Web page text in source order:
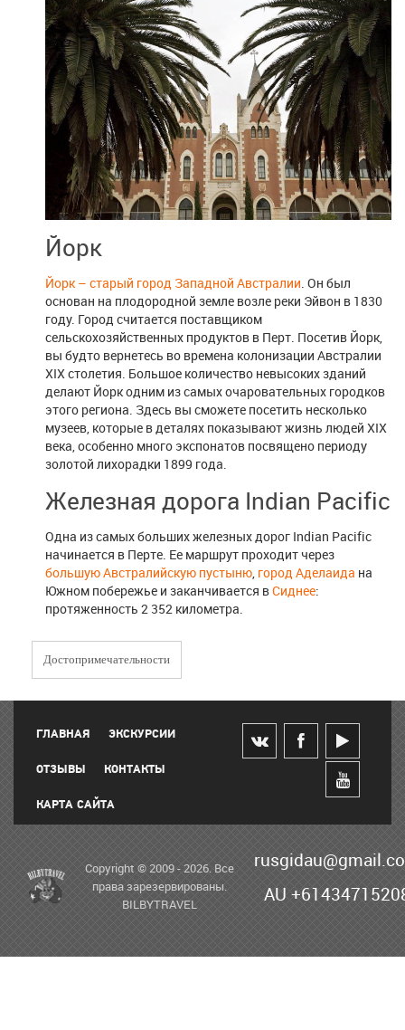
Йорк
Йорк – старый город Западной Австралии. Он был
основан на плодородной земле возле реки Эйвон в 1830
году. Город считается поставщиком
сельскохозяйственных продуктов в Перт. Посетив Йорк,
вы будто вернетесь во времена колонизации Австралии
XIX столетия. Большое количество невысоких зданий
делают Йорк одним из самых очаровательных городков
этого региона. Здесь вы сможете посетить несколько
музеев, которые в деталях показывают жизнь людей XIX
века, особенно много экспонатов посвящено периоду
золотой лихорадки 1899 года.
Железная дорога Indian Pacific
Одна из самых больших железных дорог Indian Pacific
начинается в Перте. Ее маршрут проходит через
большую Австралийскую пустыню, город Аделаида на
Южном побережье и заканчивается вСиднее:
протяженность 2 352 километра.
Достопримечательности
ГЛАВНАЯ ЭКСКУРСИИ
ОТЗЫВЫ КОНТАКТЫ
КАРТА САЙТА
Copyright © 2009 - 2026. Все
права зарезервированы.
BILBYTRAVEL
AU